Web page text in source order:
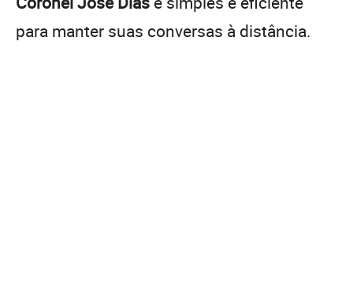
para manter suas conversas à distância.